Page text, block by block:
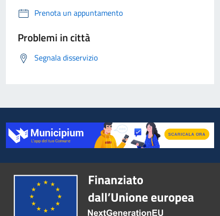
Prenota un appuntamento
Problemi in città
Segnala disservizio